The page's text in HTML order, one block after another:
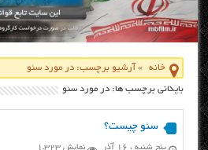
خانه » آرشیو برچسب: در مورد سئو
بایگانی برچسب ها: در مورد سئو
سئو چیست؟
پنج شنبه ، ۱۶ آذر نمایش 1,323